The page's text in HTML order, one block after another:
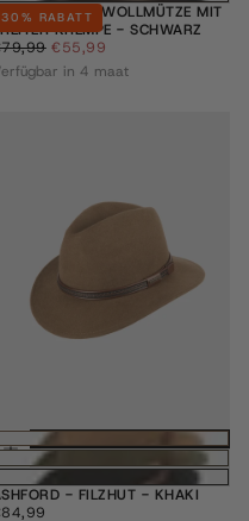
- WOLLMÜTZE MIT
KREMPE - SCHWARZ
30 % RABATT
MINDESTPREIS
€55,99
in 4 maat
- FILZHUT - KHAKI